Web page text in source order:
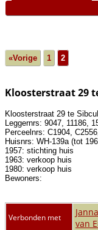
«Vorige 1 2
Kloosterstraat 29
Kloosterstraat 29 te
Leggernrs: 9047, 11186,
Perceelnrs: C1904,
Huisnrs: WH-139a (tot
1957: stichting huis
1963: verkoop huis
1980: verkoop huis
Bewoners:
Verbonden met
van